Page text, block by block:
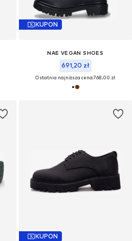
KUPON
NAE VEGAN SHOES
691,20 zł
Ostatnia najniższa cena:768,00 zł
KUPON